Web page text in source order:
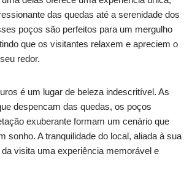
das quedas até a serenidade dos
poços são perfeitos para um mergulho
que os visitantes relaxem e apreciem o
redor.
é um lugar de beleza indescritível. As
despencam das quedas, os poços
exuberante formam um cenário que
sonho. A tranquilidade do local, aliada à sua
visita uma experiência memorável e